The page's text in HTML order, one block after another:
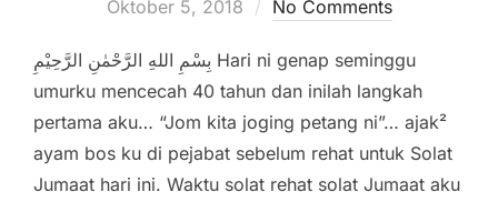
Oktober 5, 2018 No Comments
بِسْمِ اللهِ الرَّحْمٰنِ الرَّحِيْمِ Hari ni genap seminggu
umurku mencecah 40 tahun dan inilah langkah
pertama aku… “Jom kita joging petang ni”… ajak²
ayam bos ku di pejabat sebelum rehat untuk Solat
Jumaat hari ini. Waktu solat rehat solat Jumaat aku